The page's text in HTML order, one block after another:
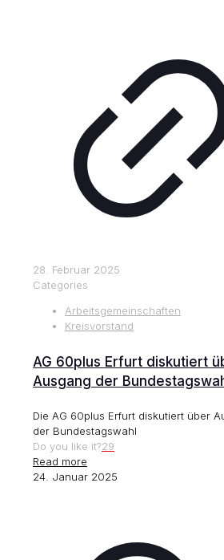
28. Februar 2025
Categories
Arbeitsgemeinschaften
Kreisvorstand
AG 60plus Erfurt diskutiert
Ausgang der
Die AG 60plus Erfurt diskutiert über
der Bundestagswahl
Do you like it?29
Read more
24. Januar 2025